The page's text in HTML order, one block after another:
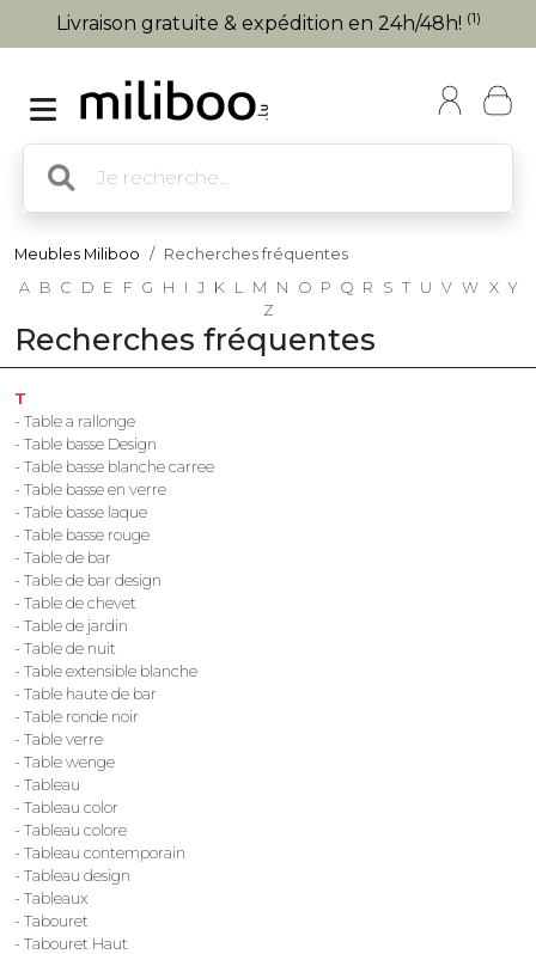
Livraison gratuite & expédition en 24h/48h! (1)
Meubles Miliboo
Recherches fréquentes
A B C D E F G H I J K L M N O P Q R S T U V W X Y
Z
Recherches fréquentes
T
- Table a rallonge
- Table basse Design
- Table basse blanche carree
- Table basse en verre
- Table basse laque
- Table basse rouge
- Table de bar
- Table de bar design
- Table de chevet
- Table de jardin
- Table de nuit
- Table extensible blanche
- Table haute de bar
- Table ronde noir
- Table verre
- Table wenge
- Tableau
- Tableau color
- Tableau colore
- Tableau contemporain
- Tableau design
- Tableaux
- Tabouret
- Tabouret Haut